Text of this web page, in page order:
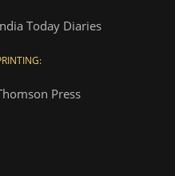
Today Diaries
Press